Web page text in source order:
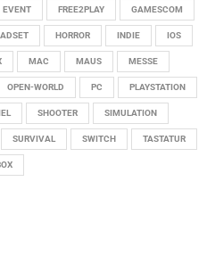
EVENT FREE2PLAY GAMESCOM
HORROR INDIE IOS
MAC MAUS MESSE
OPEN-WORLD PC PLAYSTATION
SHOOTER SIMULATION
SURVIVAL SWITCH TASTATUR